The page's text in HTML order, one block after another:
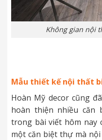
Không gian nội
Mẫu thiết kế nội thất
Hoàn Mỹ decor cũng
hoàn thiện nhiều căn
trong bài viết hôm nay
một căn biệt thự mà